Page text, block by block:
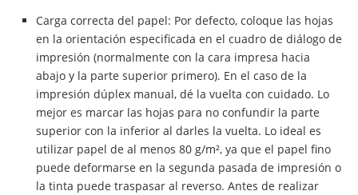
Carga correcta del papel: Por defecto, coloque las hojas
en la orientación especificada en el cuadro de diálogo de
impresión (normalmente con la cara impresa hacia
abajo y la parte superior primero). En el caso de la
impresión dúplex manual, dé la vuelta con cuidado. Lo
mejor es marcar las hojas para no confundir la parte
superior con la inferior al darles la vuelta. Lo ideal es
utilizar papel de al menos 80 g/m², ya que el papel fino
puede deformarse en la segunda pasada de impresión o
la tinta puede traspasar al reverso. Antes de realizar